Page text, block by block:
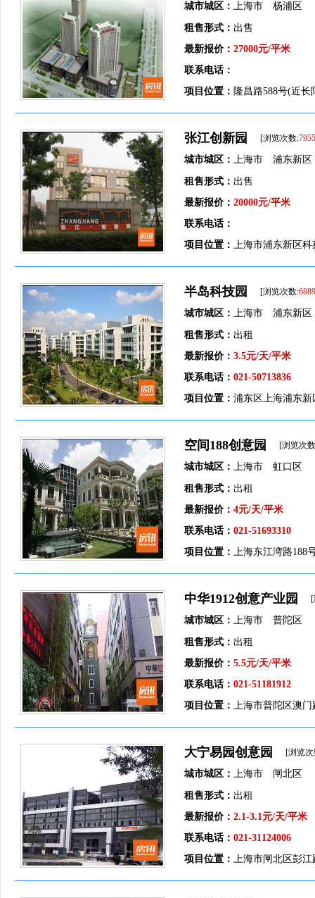
城市城区： 上海市 杨浦区
租售形式： 出售
最新报价： 27000元/平米
联系电话：
项目位置： 隆昌路588号(近长
张江创新园 [浏览次数:
城市城区： 上海市 浦东新区
租售形式： 出售
最新报价： 20000元/平米
联系电话：
项目位置： 上海市浦东新区科
半岛科技园 [浏览次数:
城市城区： 上海市 浦东新区
租售形式： 出租
最新报价： 3.5元/天/平米
联系电话： 021-50713836
项目位置： 浦东区上海浦东新
空间188创意园 [浏览次
城市城区： 上海市 虹口区
租售形式： 出租
最新报价： 4元/天/平米
联系电话： 021-51693310
项目位置： 上海东江湾路188
中华1912创意产业园
城市城区： 上海市 普陀区
租售形式： 出租
最新报价： 5.5元/天/平米
联系电话： 021-51181912
项目位置： 上海市普陀区澳门
大宁易园创意园 [浏览
城市城区： 上海市 闸北区
租售形式： 出租
最新报价： 2.1-3.1元/天/平米
联系电话： 021-31124006
项目位置： 上海市闸北区彭江